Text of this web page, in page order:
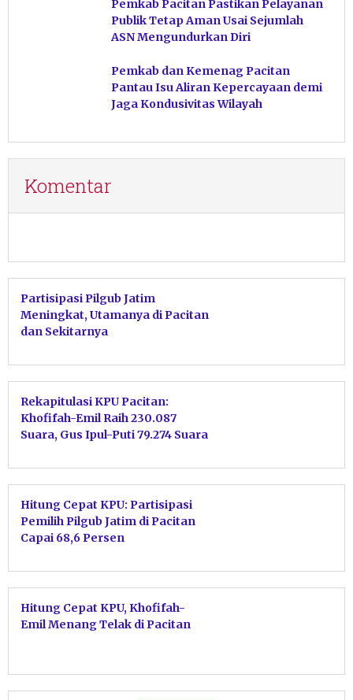
Pemkab Pacitan Pastikan Pelayanan
Publik Tetap Aman Usai Sejumlah
ASN Mengundurkan Diri
Pemkab dan Kemenag Pacitan
Pantau Isu Aliran Kepercayaan demi
Jaga Kondusivitas Wilayah
Komentar
Partisipasi Pilgub Jatim
Meningkat, Utamanya di Pacitan
dan Sekitarnya
Rekapitulasi KPU Pacitan:
Khofifah-Emil Raih 230.087
Suara, Gus Ipul-Puti 79.274 Suara
Hitung Cepat KPU: Partisipasi
Pemilih Pilgub Jatim di Pacitan
Capai 68,6 Persen
Hitung Cepat KPU, Khofifah-
Emil Menang Telak di Pacitan